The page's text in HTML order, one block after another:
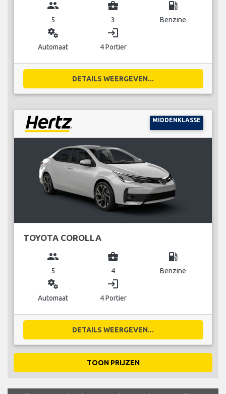
group
5
business_center
3
local_gas_station
Benzine
miscellaneous_services
Automaat
login
4 Portier
DETAILS WEERGEVEN...
MIDDENKLASSE
TOYOTA COROLLA
group
5
business_center
4
local_gas_station
Benzine
miscellaneous_services
Automaat
login
4 Portier
DETAILS WEERGEVEN...
TOON PRIJZEN